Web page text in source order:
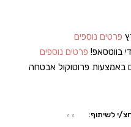
פרטים נוספים
בווטסאפ! פרטים נוספים
באמצעות פרוטוקול אבטחה
י לשיתוף: